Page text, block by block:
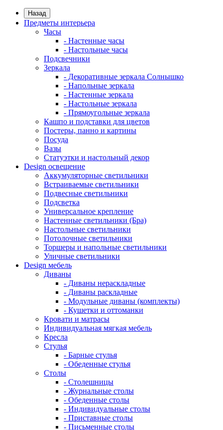
Назад
Предметы интерьера
Часы
- Настенные часы
- Настольные часы
Подсвечники
Зеркала
- Декоративные зеркала Солнышко
- Напольные зеркала
- Настенные зеркала
- Настольные зеркала
- Прямоугольные зеркала
Кашпо и подставки для цветов
Постеры, панно и картины
Посуда
Вазы
Статуэтки и настольный декор
Design освещение
Аккумуляторные светильники
Встраиваемые светильники
Подвесные светильники
Подсветка
Универсальное крепление
Настенные светильники (Бра)
Настольные светильники
Потолочные светильники
Торшеры и напольные светильники
Уличные светильники
Design мебель
Диваны
- Диваны нераскладные
- Диваны раскладные
- Модульные диваны (комплекты)
- Кушетки и оттоманки
Кровати и матрасы
Индивидуальная мягкая мебель
Кресла
Стулья
- Барные стулья
- Обеденные стулья
Столы
- Столешницы
- Журнальные столы
- Обеденные столы
- Индивидуальные столы
- Приставные столы
- Письменные столы